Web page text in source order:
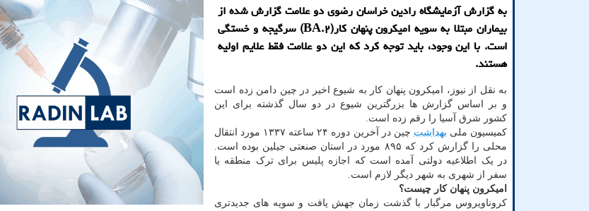
به گزارش آزمایشگاه رادین خراسان رضوی دو علامت گزارش شده از
بیماران مبتلا به سویه امیکرون پنهان کار(BA.۲) سرگیجه و خستگی
است. با این وجود، باید توجه کرد که این دو علامت فقط علایم اولیه
هستند.
به نقل از نیوز، امیکرون پنهان کار به شیوع اخیر در چین دامن زده است
و بر اساس گزارش ها بزرگترین شیوع در دو سال گذشته برای این
کشور شرق آسیا را رقم زده است.
کمیسیون ملی بهداشت
چین در آخرین دوره ۲۴ ساعته ۱۳۳۷ مورد انتقال
محلی را گزارش کرد که ۸۹۵ مورد در استان صنعتی جیلین بوده است.
در یک اطلاعیه دولتی آمده است که اجازه پلیس برای ترک منطقه یا
سفر از شهری به شهر دیگر لازم است.
امیکرون پنهان کار چیست؟
کروناویروس مرگبار با گذشت زمان جهش یافت و سویه های جدیدتری